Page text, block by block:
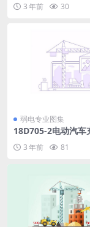
3 年前 30
弱电专业图集
18D705-2电动汽车
3 年前 81